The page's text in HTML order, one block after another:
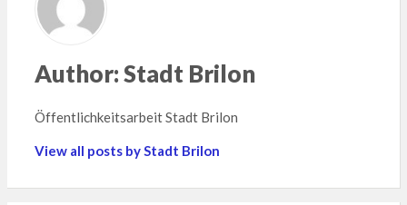
Author:Stadt Brilon
Öffentlichkeitsarbeit Stadt Brilon
View all posts by Stadt Brilon